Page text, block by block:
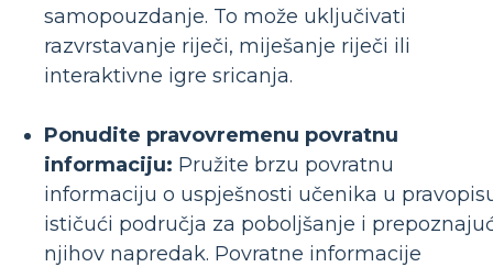
samopouzdanje. To može uključivati ​​
razvrstavanje riječi, miješanje riječi ili
interaktivne igre sricanja.
Ponudite pravovremenu povratnu
informaciju: Pružite brzu povratnu
informaciju o uspješnosti učenika u
ističući područja za poboljšanje i
njihov napredak. Povratne informacije